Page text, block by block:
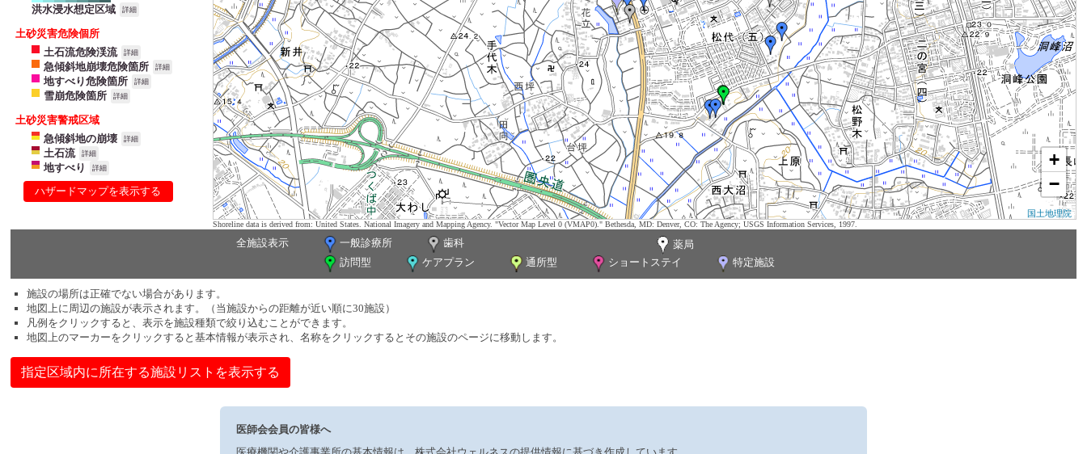
洪水浸水想定区域 詳細
土砂災害危険個所
土石流危険渓流
詳細
急傾斜地崩壊危険箇所 詳細
地すべり危険箇所 詳細
雪崩危険箇所 詳細
土砂災害警戒区域
急傾斜地の崩壊
詳細
土石流 詳細
地すべり 詳細
ハザードマップを表示する
+
−
国土地理院
Shoreline data is derived from: United States. National Imagery and Mapping Agency. "Vector Map Level 0 (VMAP0)." Bethesda, MD: Denver, CO: The Agency; USGS Information Services, 1997.
全施設表示 一般診療所 歯科
薬局
訪問型
ケアプラン 通所型 ショートステイ 特定施設
施設の場所は正確でない場合があります。
地図上に周辺の施設が表示されます。（当施設からの距離が近い順に30施設）
凡例をクリックすると、表示を施設種類で絞り込むことができます。
地図上のマーカーをクリックすると基本情報が表示され、名称をクリックするとその施設のページに移動します。
指定区域内に所在する施設リストを表示する
医師会会員の皆様へ